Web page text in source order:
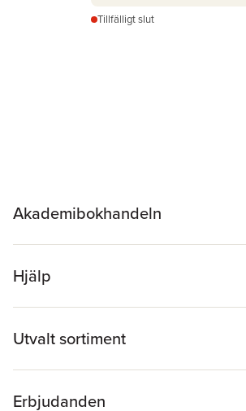
Tillfälligt slut
Akademibokhandeln
Hjälp
Utvalt sortiment
Erbjudanden